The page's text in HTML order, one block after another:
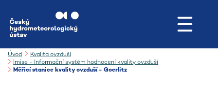
Úvod
Kvalita ovzduší
Imise - Informační systém hodnocení kvality ovzduší
Měřicí stanice kvality ovzduší - Goerlitz